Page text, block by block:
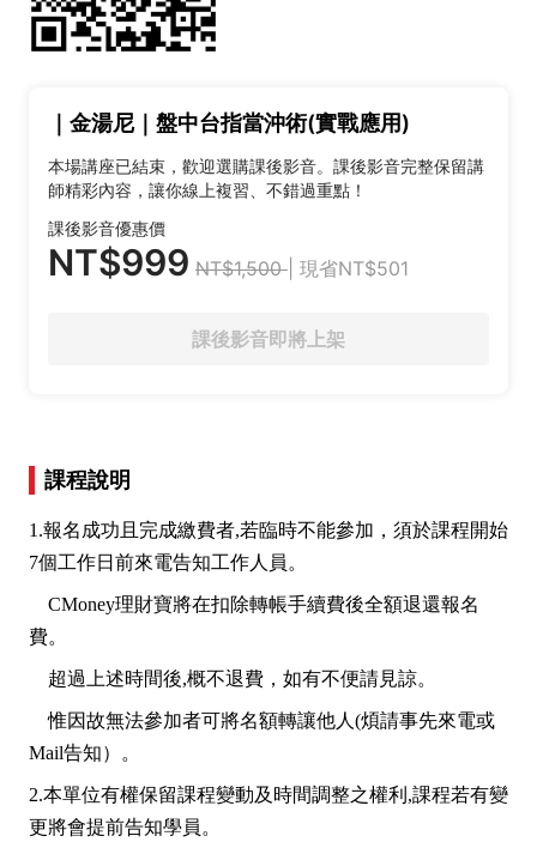
｜金湯尼｜盤中台指當沖術(實戰應用)
本場講座已結束，歡迎選購課後影音。課後影音完整保留講
師精彩內容，讓你線上複習、不錯過重點！
課後影音優惠價
NT$999 NT$1,500 | 現省NT$501
課後影音即將上架
課程說明
1.報名成功且完成繳費者,若臨時不能參加，須於課程開始
7個工作日前來電告知工作人員。
CMoney理財寶將在扣除轉帳手續費後全額退還報名
費。
超過上述時間後,概不退費，如有不便請見諒。
惟因故無法參加者可將名額轉讓他人(煩請事先來電或
Mail告知）。
2.本單位有權保留課程變動及時間調整之權利,課程若有變
更將會提前告知學員。